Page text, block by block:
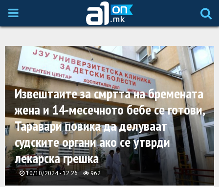
P
I
M
A
R
Y
Извештаите за смртта на бремената
жена и 14-месечното бебе се готови,
Таравари повика да делуваат
судските органи ако се утврди
лекарска грешка
10/10/2024 - 12:26 962